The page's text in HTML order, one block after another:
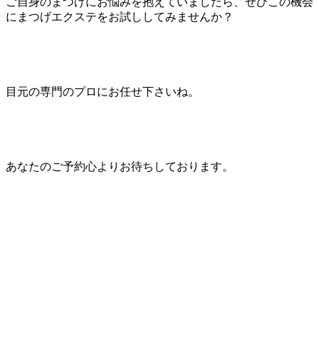
にまつげエクステをお試ししてみませんか？
目元の専門のプロにお任せ下さいね。
あなたのご予約心よりお待ちしております。